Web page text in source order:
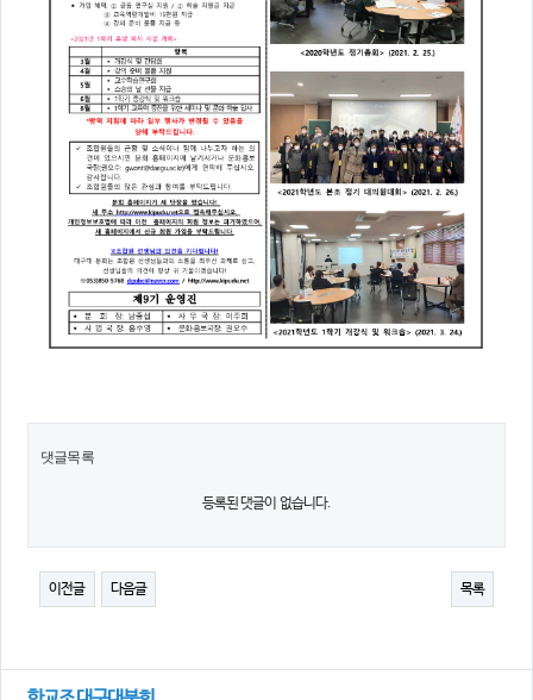
댓글목록
등록된 댓글이 없습니다.
이전글 다음글 목록